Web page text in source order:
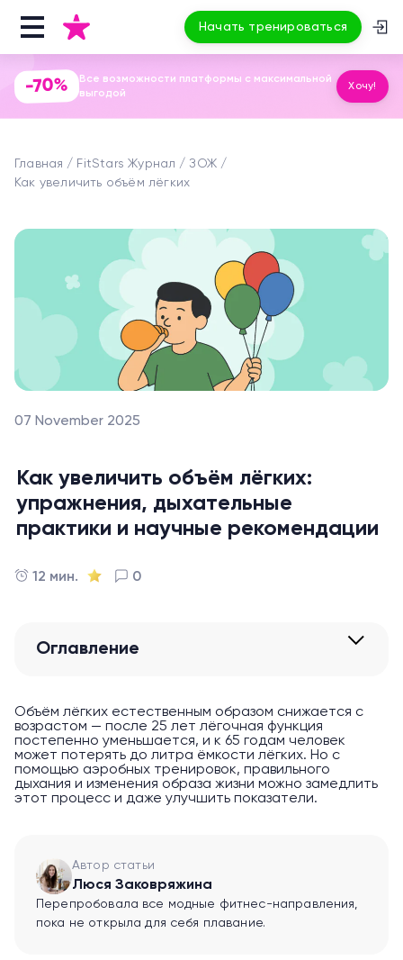
Начать тренироваться
-70%
Все возможности платформы с максимальной
выгодой
Хочу!
Главная FitStars Журнал
ЗОЖ
Как увеличить объём лёгких
07 November 2025
Как увеличить объём лёгких:
упражнения, дыхательные
практики и научные рекомендации
12 мин. 0
Оглавление
Объём лёгких естественным образом снижается с
возрастом — после 25 лет лёгочная функция
постепенно уменьшается, и к 65 годам человек
может потерять до литра ёмкости лёгких. Но с
помощью аэробных тренировок, правильного
дыхания и изменения образа жизни можно замедлить
этот процесс и даже улучшить показатели.
Автор статьи
Люся Заковряжина
Перепробовала все модные фитнес-направления,
пока не открыла для себя плавание.